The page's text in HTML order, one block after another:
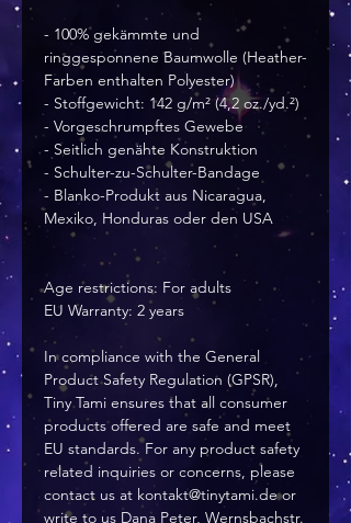
- 100% gekämmte und
ringgesponnene Baumwolle (Heather-
Farben enthalten Polyester)
- Stoffgewicht: 142 g/m² (4,2 oz./yd.²)
- Vorgeschrumpftes Gewebe
- Seitlich genähte Konstruktion
- Schulter-zu-Schulter-Bandage
- Blanko-Produkt aus Nicaragua,
Mexiko, Honduras oder den USA
Age restrictions: For adults
EU Warranty: 2 years
In compliance with the General
Tiny Tami ensures that all consumer
products offered are safe and meet
EU standards. For any product safety
related inquiries or concerns, please
contact us at kontakt@tinytami.de or
write to us Dana Peter, Wernsbachstr.